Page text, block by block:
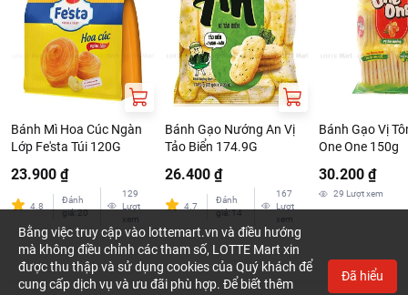
Bánh Mì Hoa Cúc Ngàn
Lớp Fe'sta Túi 120G
23.900 ₫
4.8
Đánh
giá:20
129
Lượt
xem
Bánh Gạo Nướng An Vị
Tảo Biển 174.9G
26.400 ₫
4.7
Đánh
giá:14
167
Lượt
xem
Bánh Gạo Vị
One One 150g
30.200 ₫
29 Lượt xem
Bằng việc truy cập vào lottemart.vn và điều hướng
mà không điều chỉnh các tham số, LOTTE Mart xin
được thu thập và sử dụng cookies của Quý khách để
cung cấp dịch vụ và ưu đãi phù hợp. Để biết thêm
Đã hiểu